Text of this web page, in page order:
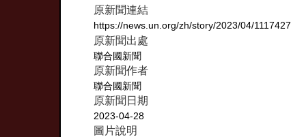
原新聞連結
https://news.un.org/zh/story/2023/04/1117427
原新聞出處
聯合國新聞
原新聞作者
聯合國新聞
原新聞日期
2023-04-28
圖片說明